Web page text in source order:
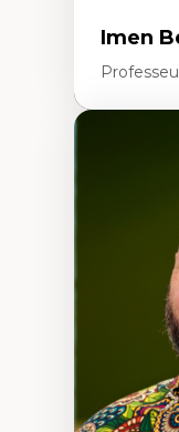
Imen
Design
Études
savoirs